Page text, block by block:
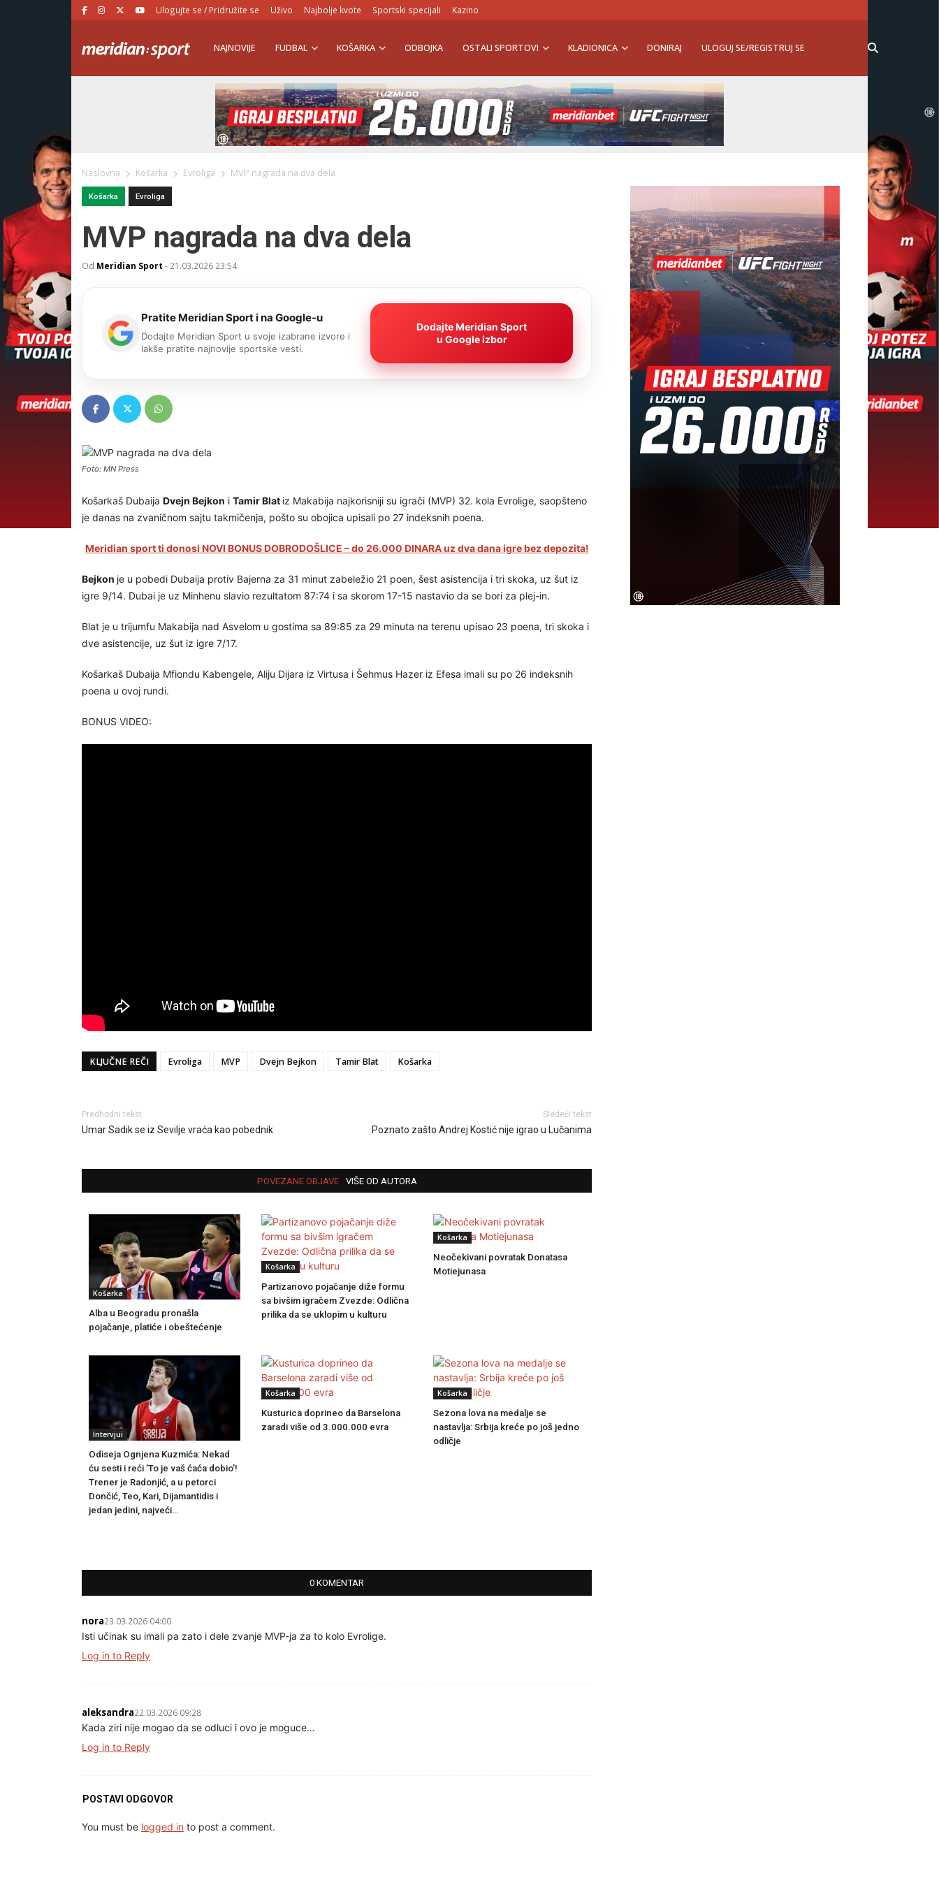
Ulogujte se / Pridružite se Uživo Najbolje kvote Sportski specijali Kazino
NAJNOVIJE FUDBAL KOŠARKA ODBOJKA OSTALI SPORTOVI KLADIONICA DONIRAJ ULOGUJ SE/REGISTRUJ SE
Naslovna Košarka Evroliga MVP nagrada na dva dela
Košarka Evroliga
MVP nagrada na dva dela
Od Meridian Sport - 21.03.2026 23:54
Pratite Meridian Sport i na Google-u
Dodajte Meridian Sport u svoje izabrane izvore i
lakše pratite najnovije sportske vesti.
Dodajte Meridian Sport
u Google izbor
Foto: MN Press
Košarkaš Dubaija Dvejn Bejkon i Tamir Blat iz Makabija najkorisniji su igrači (MVP) 32. kola Evrolige, saopšteno
je danas na zvaničnom sajtu takmičenja, pošto su obojica upisali po 27 indeksnih poena.
Meridian sport ti donosi NOVI BONUS DOBRODOŠLICE – do 26.000 DINARA uz dva dana igre bez depozita!
Bejkon je u pobedi Dubaija protiv Bajerna za 31 minut zabeležio 21 poen, šest asistencija i tri skoka, uz šut iz
igre 9/14. Dubai je uz Minhenu slavio rezultatom 87:74 i sa skorom 17-15 nastavio da se bori za plej-in.
Blat je u trijumfu Makabija nad Asvelom u gostima sa 89:85 za 29 minuta na terenu upisao 23 poena, tri skoka i
dve asistencije, uz šut iz igre 7/17.
Košarkaš Dubaija Mfiondu Kabengele, Aliju Dijara iz Virtusa i Šehmus Hazer iz Efesa imali su po 26 indeksnih
poena u ovoj rundi.
BONUS VIDEO:
KLJUČNE REČI Evroliga MVP Dvejn Bejkon Tamir Blat Košarka
Predhodni tekst
Umar Sadik se iz Sevilje vraća kao pobednik
Sledeći tekst
Poznato zašto Andrej Kostić nije igrao u Lučanima
POVEZANE OBJAVE VIŠE OD AUTORA
Košarka
Alba u Beogradu pronašla
pojačanje, platiće i obeštećenje
Košarka
Partizanovo pojačanje diže formu
sa bivšim igračem Zvezde: Odlična
prilika da se uklopim u kulturu
Košarka
Neočekivani povratak Donatasa
Motiejunasa
Intervjui
Odiseja Ognjena Kuzmića: Nekad
ću sesti i reći ’To je vaš ćaća dobio’!
Trener je Radonjić, a u petorci
Dončić, Teo, Kari, Dijamantidis i
jedan jedini, najveći…
Košarka
Kusturica doprineo da Barselona
zaradi više od 3.000.000 evra
Košarka
Sezona lova na medalje se
nastavlja: Srbija kreće po još jedno
odličje
0 KOMENTAR
nora23.03.2026 04:00
Isti učinak su imali pa zato i dele zvanje MVP-ja za to kolo Evrolige.
Log in to Reply
aleksandra22.03.2026 09:28
Kada ziri nije mogao da se odluci i ovo je moguce…
Log in to Reply
POSTAVI ODGOVOR
You must be logged in to post a comment.